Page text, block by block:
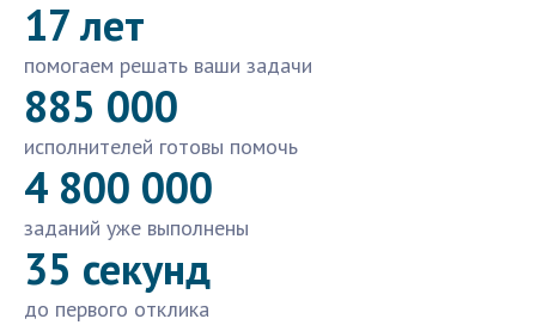
17 лет
помогаем решать ваши задачи
885 000
исполнителей готовы помочь
4 800 000
заданий уже выполнены
35 секунд
до первого отклика